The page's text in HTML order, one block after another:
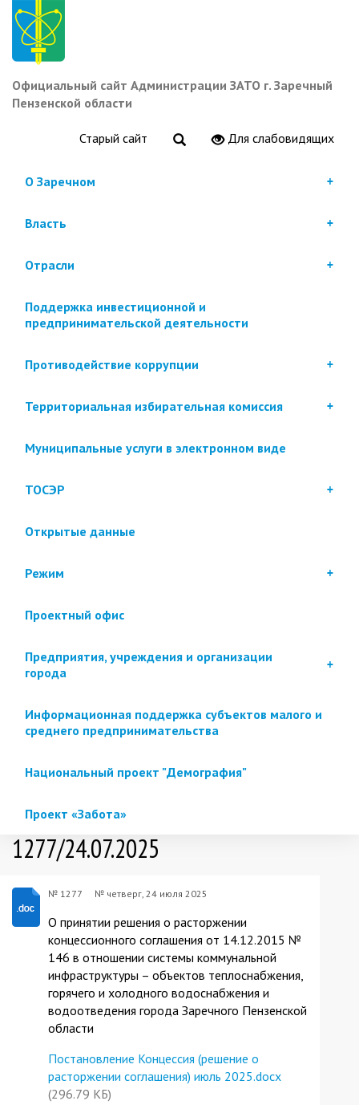
Перейти
основному
содержанию
Официальный сайт Администрации ЗАТО г. Заречный
Пензенской области
Старый сайт Для слабовидящих
О Заречном
Власть
Отрасли
Поддержка инвестиционной и
предпринимательской деятельности
Противодействие коррупции
Территориальная избирательная комиссия
Муниципальные услуги в электронном виде
ТОСЭР
Открытые данные
Режим
Проектный офис
Предприятия, учреждения и организации
города
Информационная поддержка субъектов малого и
среднего предпринимательства
Национальный проект "Демография"
Проект «Забота»
1277/24.07.2025
№ 1277 № четверг, 24 июля 2025
О принятии решения о расторжении
концессионного соглашения от 14.12.2015 №
146 в отношении системы коммунальной
инфраструктуры – объектов теплоснабжения,
горячего и холодного водоснабжения и
водоотведения города Заречного Пензенской
области
Постановление Концессия (решение о
расторжении соглашения) июль 2025.docx
(296.79 КБ)